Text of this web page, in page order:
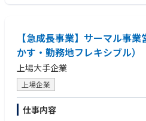
【急成長事業】サーマル事
かす・勤務地フレキシブル）
上場大手企業
上場企業
仕事内容